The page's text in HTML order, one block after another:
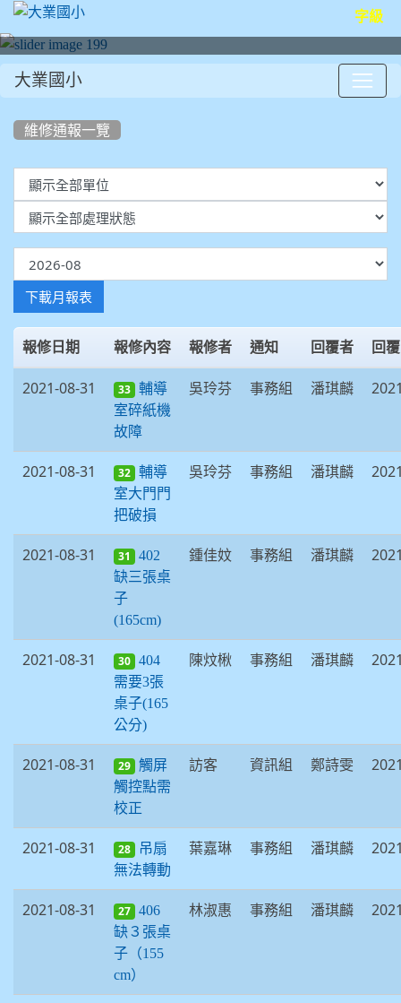
字級
大業國小
維修通報一覽
List Repair
下載月報表
報修日期 報修內容 報修者 通知 回覆者 回
2021-08-31 33 輔導
室碎紙機
故障
吳玲芬 事務組 潘琪麟
2021-08-31 32 輔導
室大門門
把破損
吳玲芬 事務組 潘琪麟
2021-08-31 31
402
缺三張桌
子
(165cm)
鍾佳妏 事務組 潘琪麟
2021-08-31 30 404
需要3張
桌子(165
公分)
陳炆楸 事務組 潘琪麟
2021-08-31 29 觸屏
觸控點需
校正
訪客 資訊組 鄭詩雯
2021-08-31 28
吊扇
無法轉動
葉嘉琳 事務組 潘琪麟
2021-08-31 27 406
缺３張桌
子（155
cm）
林淑惠 事務組 潘琪麟